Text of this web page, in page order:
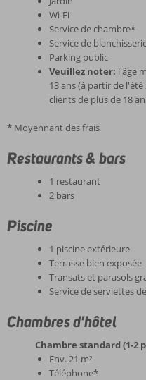
Wi-Fi
Service de chambre*
Service de
Parking public
Veuillez noter: l'âge
13 ans (à partir de
clients de plus de 18
* Moyennant des frais
Restaurants & bars
1 restaurant
2 bars
Piscine
1 piscine extérieure
Terrasse bien exposée
Transats et parasols
Service de serviettes
Chambres d'hôtel
Chambre standard (1-2
Env. 21 m²
Téléphone*